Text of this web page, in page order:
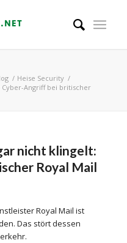
/ Heise Security /
Angriff bei britischer
nicht klingelt:
Royal Mail
Royal Mail ist
Das stört dessen